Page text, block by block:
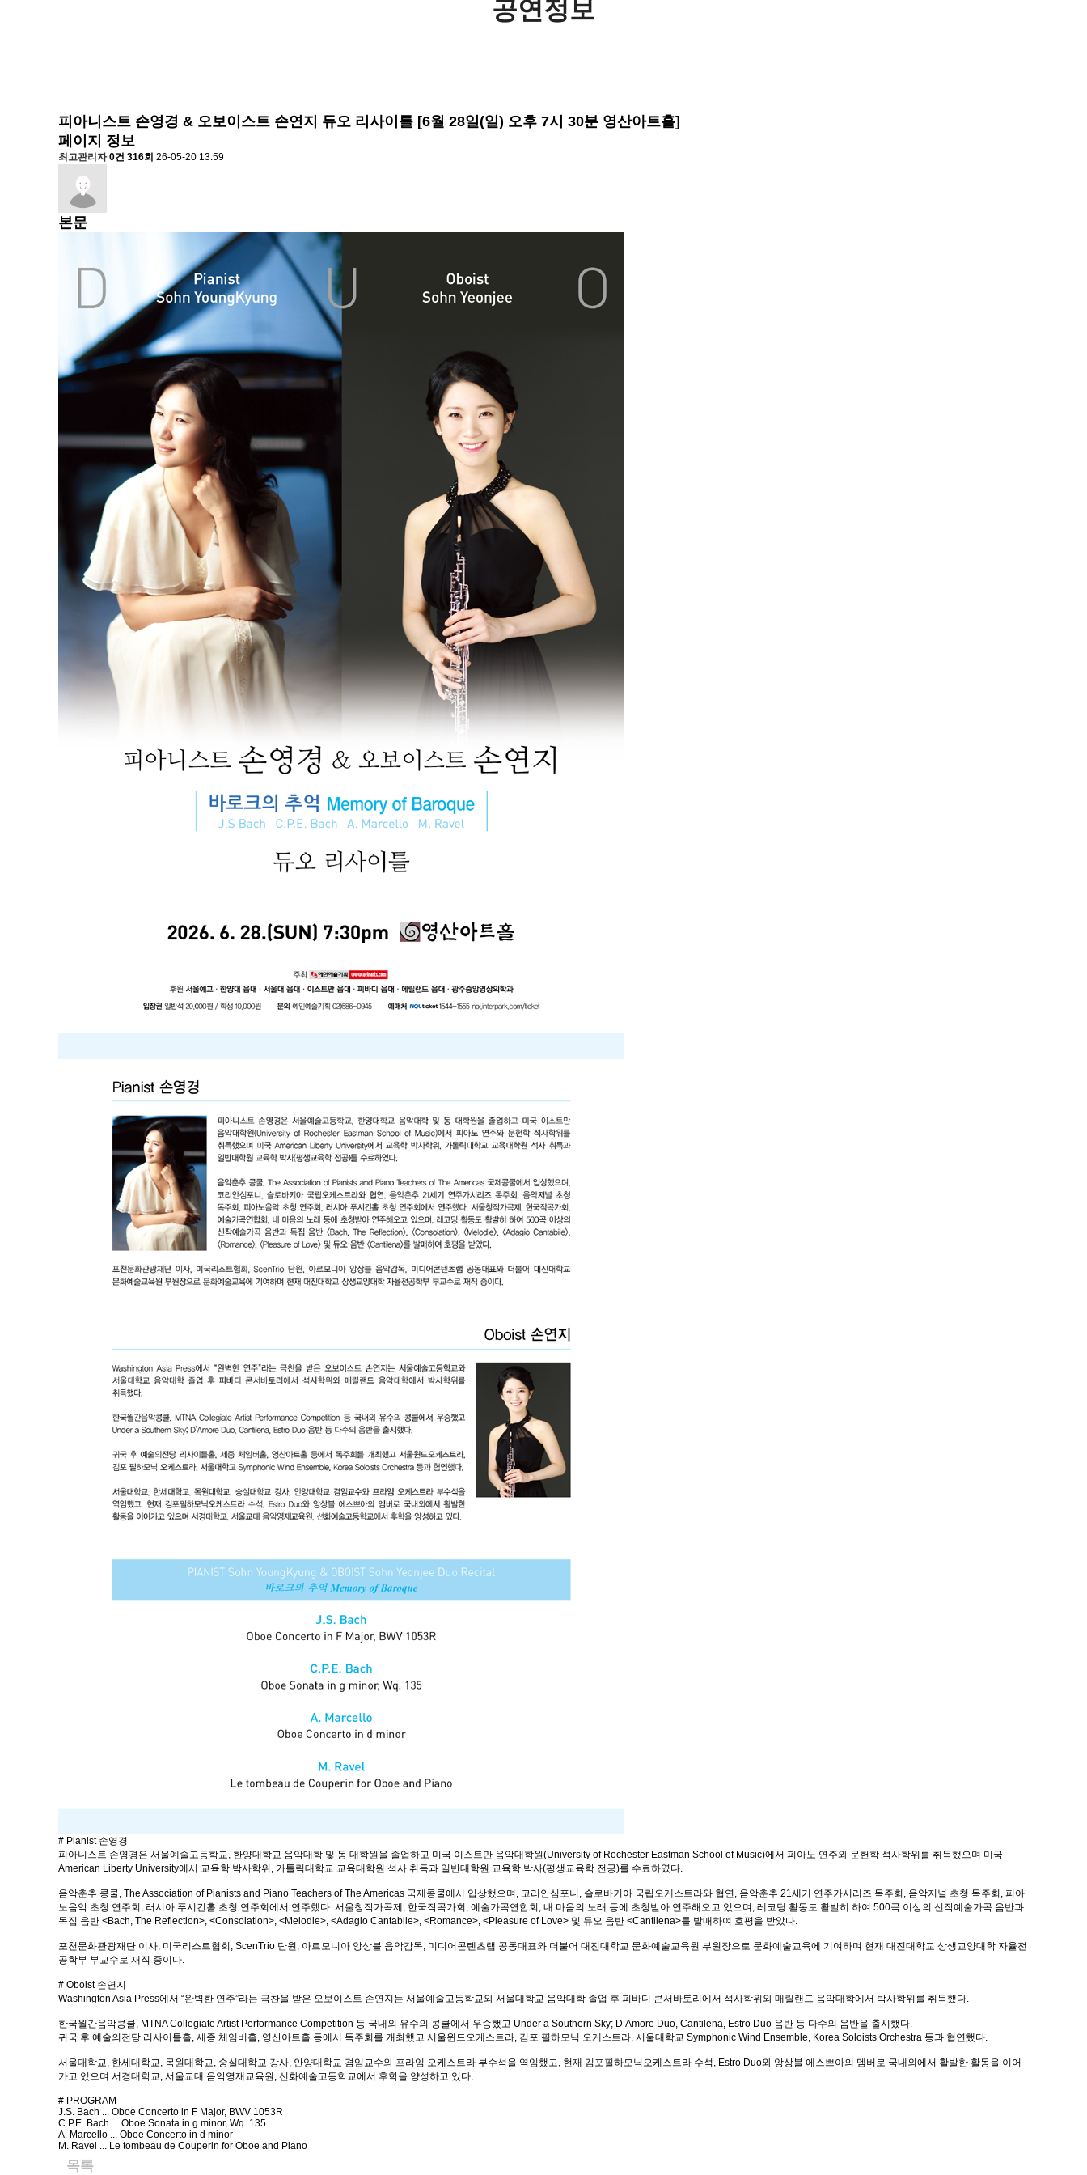
공연정보
피아니스트 손영경 & 오보이스트 손연지 듀오 리사이틀 [6월 28일(일) 오후 7시 30분 영산아트홀]
페이지 정보
최고관리자 0건 316회 26-05-20 13:59
본문
# Pianist 손영경
피아니스트 손영경은 서울예술고등학교, 한양대학교 음악대학 및 동 대학원을 졸업하고 미국 이스트만 음악대학원(University of Rochester Eastman School of Music)에서 피아노 연주와 문헌학 석사학위를 취득했으며 미국
American Liberty University에서 교육학 박사학위, 가톨릭대학교 교육대학원 석사 취득과 일반대학원 교육학 박사(평생교육학 전공)를 수료하였다.
음악춘추 콩쿨, The Association of Pianists and Piano Teachers of The Americas 국제콩쿨에서 입상했으며, 코리안심포니, 슬로바키아 국립오케스트라와 협연, 음악춘추 21세기 연주가시리즈 독주회, 음악저널 초청 독주회, 피아
노음악 초청 연주회, 러시아 푸시킨홀 초청 연주회에서 연주했다. 서울창작가곡제, 한국작곡가회, 예술가곡연합회, 내 마음의 노래 등에 초청받아 연주해오고 있으며, 레코딩 활동도 활발히 하여 500곡 이상의 신작예술가곡 음반과
독집 음반 <Bach, The Reflection>, <Consolation>, <Melodie>, <Adagio Cantabile>, <Romance>, <Pleasure of Love> 및 듀오 음반 <Cantilena>를 발매하여 호평을 받았다.
포천문화관광재단 이사, 미국리스트협회, ScenTrio 단원, 아르모니아 앙상블 음악감독, 미디어콘텐츠랩 공동대표와 더불어 대진대학교 문화예술교육원 부원장으로 문화예술교육에 기여하며 현재 대진대학교 상생교양대학 자율전
공학부 부교수로 재직 중이다.
# Oboist 손연지
Washington Asia Press에서 “완벽한 연주”라는 극찬을 받은 오보이스트 손연지는 서울예술고등학교와 서울대학교 음악대학 졸업 후 피바디 콘서바토리에서 석사학위와 매릴랜드 음악대학에서 박사학위를 취득했다.
한국월간음악콩쿨, MTNA Collegiate Artist Performance Competition 등 국내외 유수의 콩쿨에서 우승했고 Under a Southern Sky; D’Amore Duo, Cantilena, Estro Duo 음반 등 다수의 음반을 출시했다.
귀국 후 예술의전당 리사이틀홀, 세종 체임버홀, 영산아트홀 등에서 독주회를 개최했고 서울윈드오케스트라, 김포 필하모닉 오케스트라, 서울대학교 Symphonic Wind Ensemble, Korea Soloists Orchestra 등과 협연했다.
서울대학교, 한세대학교, 목원대학교, 숭실대학교 강사, 안양대학교 겸임교수와 프라임 오케스트라 부수석을 역임했고, 현재 김포필하모닉오케스트라 수석, Estro Duo와 앙상블 에스쁘아의 멤버로 국내외에서 활발한 활동을 이어
가고 있으며 서경대학교, 서울교대 음악영재교육원, 선화예술고등학교에서 후학을 양성하고 있다.
# PROGRAM
J.S. Bach ... Oboe Concerto in F Major, BWV 1053R
C.P.E. Bach ... Oboe Sonata in g minor, Wq. 135
A. Marcello ... Oboe Concerto in d minor
M. Ravel ... Le tombeau de Couperin for Oboe and Piano
목록